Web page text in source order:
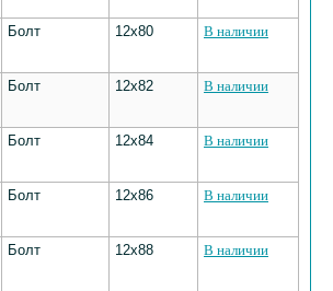
Болт 12х80 В наличии
Болт 12х82 В наличии
Болт 12х84 В наличии
Болт 12х86 В наличии
Болт 12х88 В наличии